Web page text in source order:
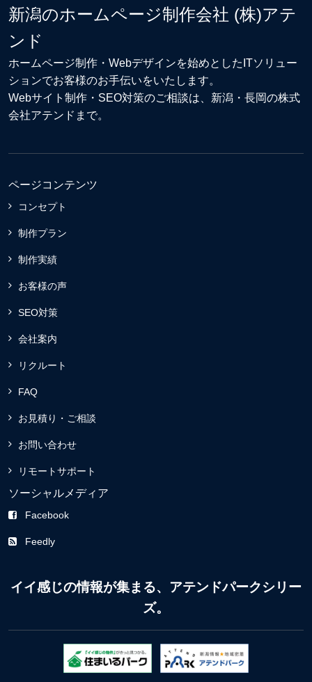
新潟のホームページ制作会社 (株)アテ
ンド
ホームページ制作・Webデザインを始めとしたITソリュー
ションでお客様のお手伝いをいたします。
Webサイト制作 ・ SEO対策のご相談は、新潟・長岡の株式
会社アテンドまで。
ページコンテンツ
コンセプト
制作プラン
制作実績
お客様の声
SEO対策
会社案内
リクルート
FAQ
お見積り・ご相談
お問い合わせ
リモートサポート
ソーシャルメディア
Facebook
Feedly
イイ感じの情報が集まる、アテンドパークシリー
ズ。